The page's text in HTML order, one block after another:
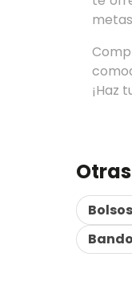
¡Haz